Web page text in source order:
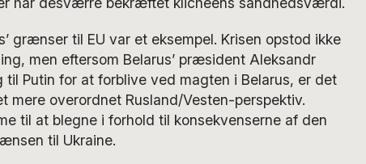
grænser til EU var et eksempel. Krisen opstod ikke
men eftersom Belarus’ præsident Aleksandr
Putin for at forblive ved magten i Belarus, er det
mere overordnet Rusland/Vesten-perspektiv.
til at blegne i forhold til konsekvenserne af den
til Ukraine.